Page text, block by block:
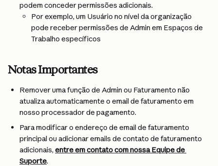
podem conceder permissões adicionais.
Por exemplo, um Usuário no nível da organização
pode receber permissões de Admin em Espaços de
Trabalho específicos
Notas Importantes
Remover uma função de Admin ou Faturamento não
atualiza automaticamente o email de faturamento em
nosso processador de pagamento.
Para modificar o endereço de email de faturamento
principal ou adicionar emails de contato de faturamento
adicionais, entre em contato com nossa Equipe de
Suporte.